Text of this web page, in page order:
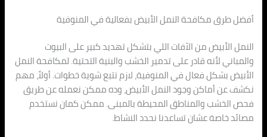
أفضل طرق مكافحة النمل الأبيض بفعالية في المنوفية
النمل الأبيض من الآفات اللي بتشكل تهديد كبير على البيوت
والمباني لأنه قادر على تدمير الخشب والبنية التحتية. لمكافحة النمل
الأبيض بشكل فعال في المنوفية، لازم نتبع شوية خطوات. أولاً، مهم
نكشف عن أماكن وجود النمل الأبيض، وده ممكن نعمله عن طريق
فحص الخشب والمناطق المحيطة بالمبنى. ممكن كمان نستخدم
مصائد خاصة عشان تساعدنا نحدد النشاط.